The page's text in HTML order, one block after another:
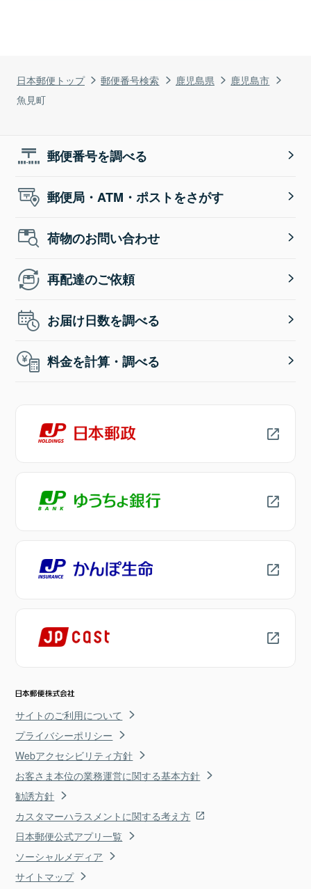
日本郵便トップ 郵便番号検索 鹿児島県
鹿児島市
魚見町
郵便番号を調べる
郵便局・ATM・ポストをさがす
荷物のお問い合わせ
再配達のご依頼
お届け日数を調べる
料金を計算・調べる
サイトのご利用について
プライバシーポリシー
Webアクセシビリティ方針
お客さま本位の業務運営に関する基本方針
勧誘方針
カスタマーハラスメントに関する考え方
日本郵便公式アプリ一覧
ソーシャルメディア
サイトマップ